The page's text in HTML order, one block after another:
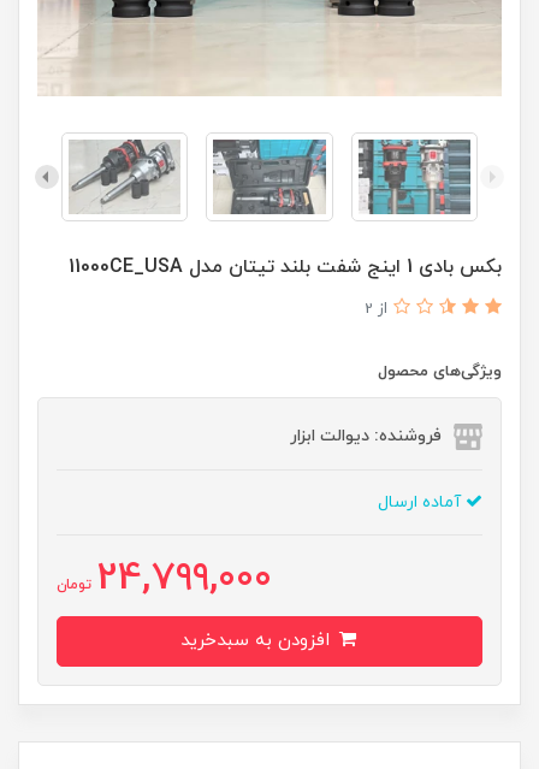
بکس بادی 1 اینج شفت بلند تیتان مدل 11000CE_USA
از 2
ویژگی‌های محصول
فروشنده: دیوالت ابزار
آماده ارسال
24,799,000 تومان